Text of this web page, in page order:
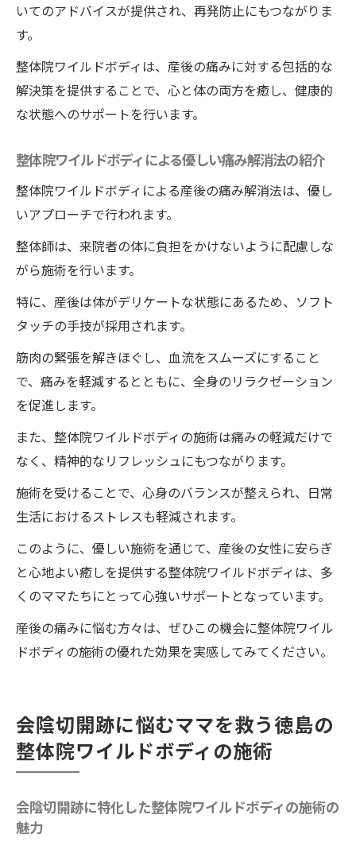
いてのアドバイスが提供され、再発防止にもつながりま
す。
整体院ワイルドボディは、産後の痛みに対する包括的な
解決策を提供することで、心と体の両方を癒し、健康的
な状態へのサポートを行います。
整体院ワイルドボディによる優しい痛み解消法の紹介
整体院ワイルドボディによる産後の痛み解消法は、優し
いアプローチで行われます。
整体師は、来院者の体に負担をかけないように配慮しな
がら施術を行います。
特に、産後は体がデリケートな状態にあるため、ソフト
タッチの手技が採用されます。
筋肉の緊張を解きほぐし、血流をスムーズにすること
で、痛みを軽減するとともに、全身のリラクゼーション
を促進します。
また、整体院ワイルドボディの施術は痛みの軽減だけで
なく、精神的なリフレッシュにもつながります。
施術を受けることで、心身のバランスが整えられ、日常
生活におけるストレスも軽減されます。
このように、優しい施術を通じて、産後の女性に安らぎ
と心地よい癒しを提供する整体院ワイルドボディは、多
くのママたちにとって心強いサポートとなっています。
産後の痛みに悩む方々は、ぜひこの機会に整体院ワイル
ドボディの施術の優れた効果を実感してみてください。
会陰切開跡に悩むママを救う徳島の
整体院ワイルドボディの施術
会陰切開跡に特化した整体院ワイルドボディの施術の
魅力